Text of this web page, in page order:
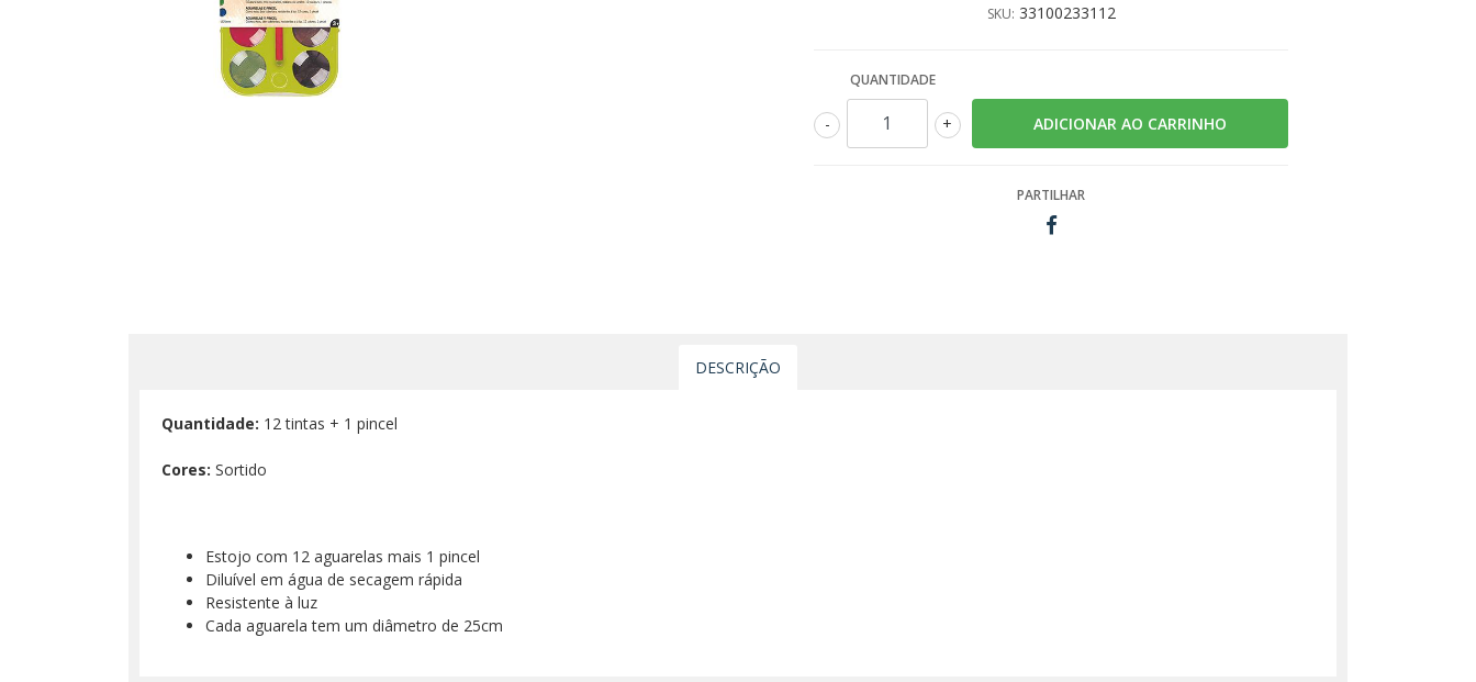
SKU: 33100233112
QUANTIDADE
+
-
PARTILHAR
DESCRIÇÃO
Quantidade: 12 tintas + 1 pincel
Cores: Sortido
Estojo com 12 aguarelas mais 1 pincel
Diluível em água de secagem rápida
Resistente à luz
Cada aguarela tem um diâmetro de 25cm